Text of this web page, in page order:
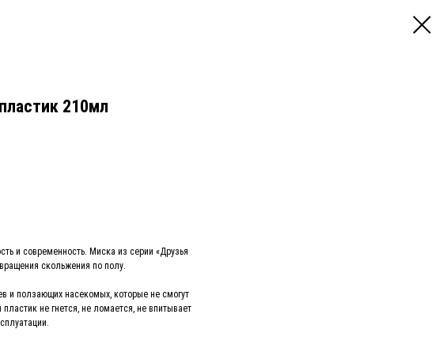
210мл
и современность. Миска из серии «Друзья
скольжения по полу.
и ползающих насекомых, которые не смогут
не гнется, не ломается, не впитывает